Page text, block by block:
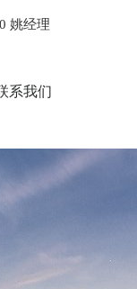
姚经理
系我们